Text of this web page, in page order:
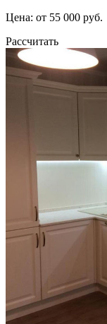
Цена: от 55 000 руб.
Рассчитать